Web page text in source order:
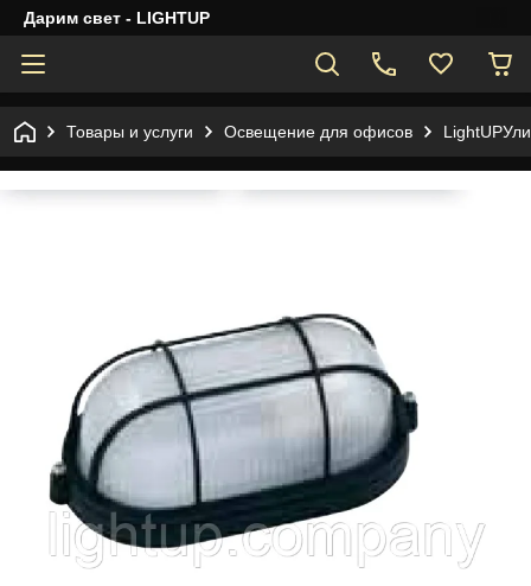
Дарим свет - LIGHTUP
Товары и услуги Освещение для офисов